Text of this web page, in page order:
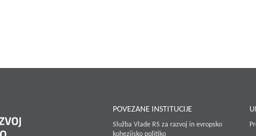
POVEZANE INSTITUCIJE
Služba Vlade RS za razvoj in evropsko
kohezijsko politiko